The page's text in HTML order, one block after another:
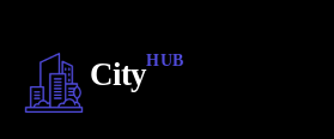
CityHUB